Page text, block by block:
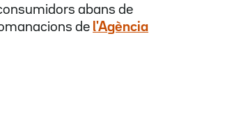
abans de
de l'Agència